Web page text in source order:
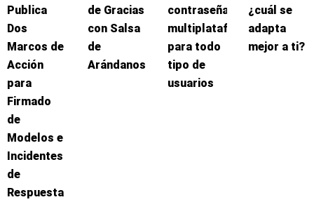
Publica
Dos
Marcos de
Acción
para
Firmado
de
Modelos e
Incidentes
de
Respuesta
de Gracias
con Salsa
de
Arándanos
contraseñas
multiplataforma
para todo
tipo de
usuarios
¿cuál se
adapta
mejor a ti?